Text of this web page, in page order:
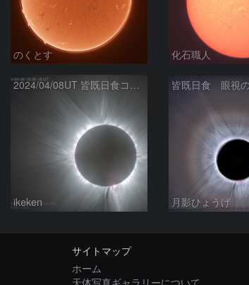
のくとす 化石職人
2024/04/08UT 皆既日食コロナ(HDR, R-USM)
ikeken 月影ひょうげ
サイトマップ
ホーム
天体写真ギャラリーについて